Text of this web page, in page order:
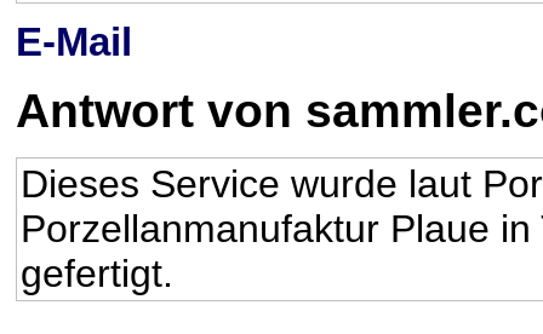
E-Mail
Antwort von
Dieses Service wurde laut
Porzellanmanufaktur Plaue
gefertigt.